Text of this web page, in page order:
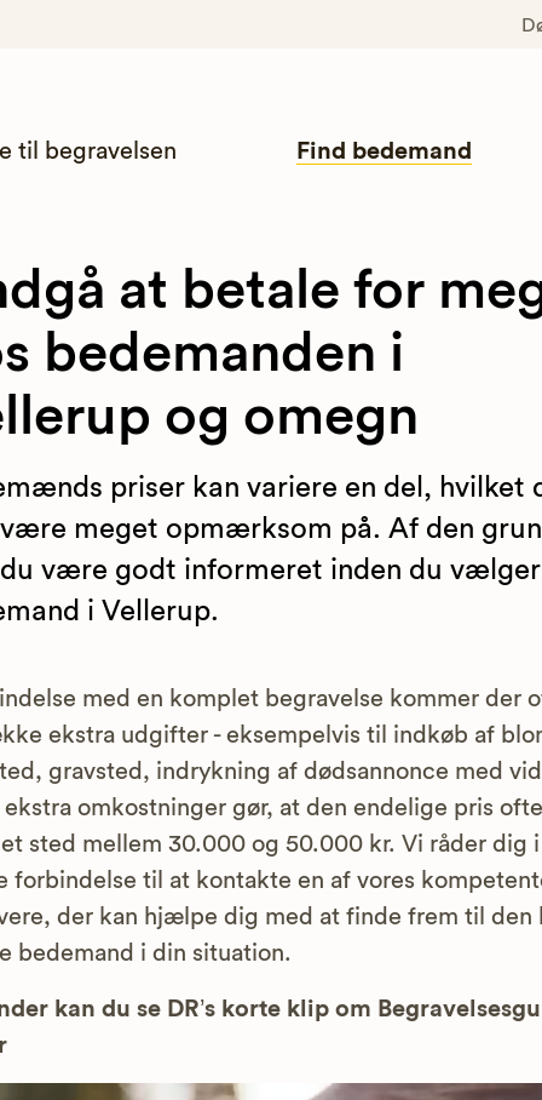
til begravelsen Find bedemand
at betale for
bedemanden i
og omegn
priser kan variere en del, hvilket
meget opmærksom på. Af den
være godt informeret inden du
i Vellerup.
med en komplet begravelse kommer der
ekstra udgifter - eksempelvis til indkøb af
gravsted, indrykning af dødsannonce med
ekstra omkostninger gør, at den endelige pris
sted mellem 30.000 og 50.000 kr. Vi råder dig i
forbindelse til at kontakte en af vores
der kan hjælpe dig med at finde frem til den
bedemand i din situation.
kan du se DR’s korte klip om